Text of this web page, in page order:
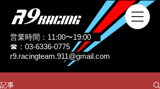
営業時間：11:00〜19:00
☎：03-6336-0775
r9.racingteam.911@gmail.com
記事